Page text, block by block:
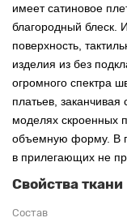
имеет сатиновое
благородный блеск.
поверхность,
изделия из без
огромного спектра
платьев,
моделях скроенных
объемную форму. В
в прилегающих не
Свойства ткани
Состав